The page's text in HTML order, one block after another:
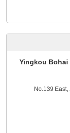
Yingkou Bohai
No.139